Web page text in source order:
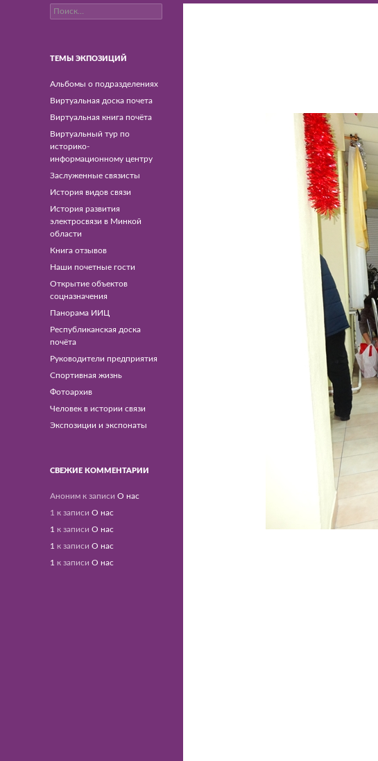
Минский филиал РУП
"Белтелком"
Найти:
ТЕМЫ ЭКПОЗИЦИЙ
Альбомы о подразделениях
Виртуальная доска почета
Виртуальная книга почёта
Виртуальный тур по
историко-
информационному центру
Заслуженные связисты
История видов связи
История развития
электросвязи в Минкой
области
Книга отзывов
Наши почетные гости
Открытие объектов
соцназначения
Панорама ИИЦ
Республиканская доска
почёта
Руководители предприятия
Спортивная жизнь
Фотоархив
Человек в истории связи
Экспозиции и экспонаты
СВЕЖИЕ КОММЕНТАРИИ
Аноним к записи О нас
1 к записи О нас
1 к записи О нас
1 к записи О нас
1 к записи О нас